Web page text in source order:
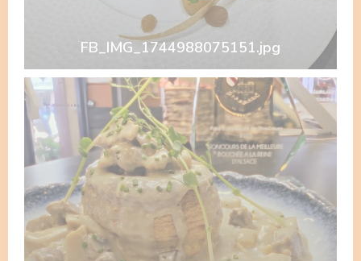
FB_IMG_1744988075151.jpg